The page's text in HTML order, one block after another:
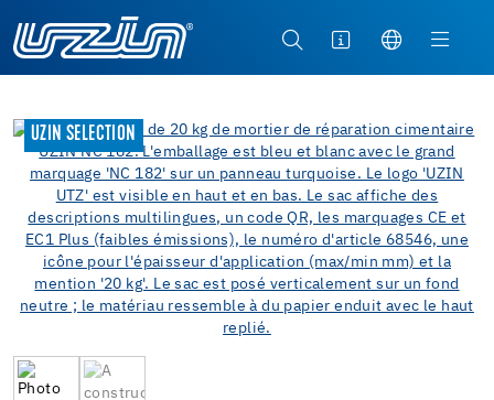
UZIN SELECTION